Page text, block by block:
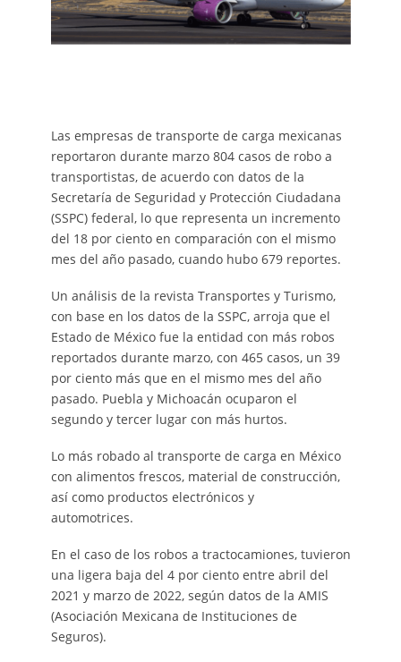
Las empresas de transporte de carga mexicanas
reportaron durante marzo 804 casos de robo a
transportistas, de acuerdo con datos de la
Secretaría de Seguridad y Protección Ciudadana
(SSPC) federal, lo que representa un incremento
del 18 por ciento en comparación con el mismo
mes del año pasado, cuando hubo 679 reportes.
Un análisis de la revista Transportes y Turismo,
con base en los datos de la SSPC, arroja que el
Estado de México fue la entidad con más robos
reportados durante marzo, con 465 casos, un 39
por ciento más que en el mismo mes del año
pasado. Puebla y Michoacán ocuparon el
segundo y tercer lugar con más hurtos.
Lo más robado al transporte de carga en México
con alimentos frescos, material de construcción,
así como productos electrónicos y
automotrices.
En el caso de los robos a tractocamiones, tuvieron
una ligera baja del 4 por ciento entre abril del
2021 y marzo de 2022, según datos de la AMIS
(Asociación Mexicana de Instituciones de
Seguros).